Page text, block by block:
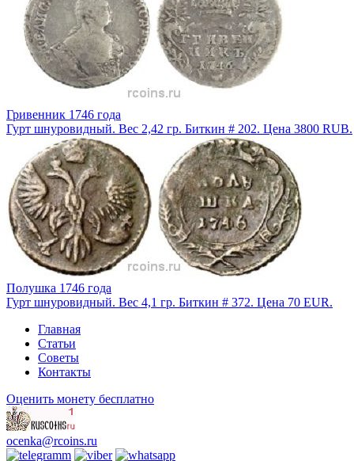
Гривенник 1746 года
Гурт шнуровидный. Вес 2,42 гр. Биткин # 202. Цена 3800 RUB.
Полушка 1746 года
Гурт шнуровидный. Вес 4,1 гр. Биткин # 372. Цена 70 EUR.
Главная
Статьи
Советы
Контакты
Оценить монету бесплатно
ocenka@rcoins.ru